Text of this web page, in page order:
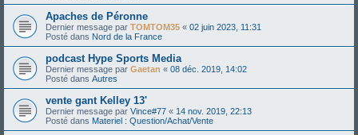
Apaches de Péronne
Dernier message par TOMTOM35 « 02 juin 2023, 11:31
Posté dans Nord de la France
podcast Hype Sports Media
Dernier message par Gaetan « 08 déc. 2019, 14:02
Posté dans Autres
vente gant Kelley 13'
Dernier message par Vince#77 « 14 nov. 2019, 22:13
Posté dans Materiel : Question/Achat/Vente